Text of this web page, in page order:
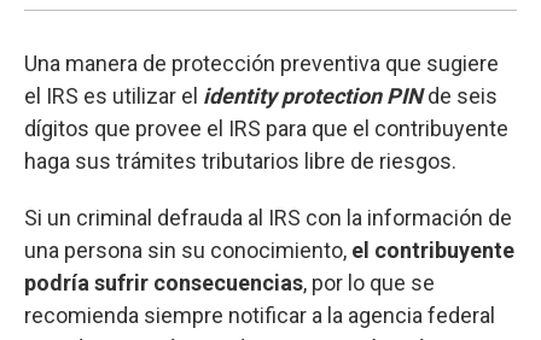
Una manera de protección preventiva que sugiere
el IRS es utilizar el identity protection PINde seis
dígitos que provee el IRS para que el contribuyente
haga sus trámites tributarios libre de riesgos.
Si un criminal defrauda al IRS con la información de
una persona sin su conocimiento, el contribuyente
podría sufrir consecuencias, por lo que se
recomienda siempre notificar a la agencia federal